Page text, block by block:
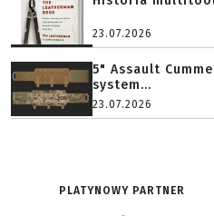
23.07.2026
5" Assault
system...
23.07.2026
PLATYNOWY PARTNER